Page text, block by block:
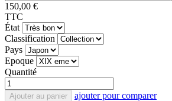
150,00 €
TTC
État
Classification
Pays
Epoque
Quantité
Ajouter au panier ajouter pour comparer